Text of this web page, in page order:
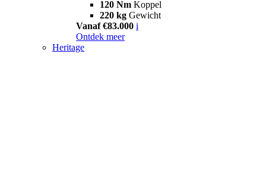
120 Nm Koppel
220 kg Gewicht
Vanaf €83.000 i
Ontdek meer
Heritage